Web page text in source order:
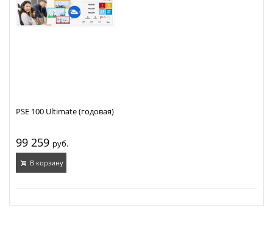
99 259 руб.
В корзину
PSE 100 Ultimate (годовая)